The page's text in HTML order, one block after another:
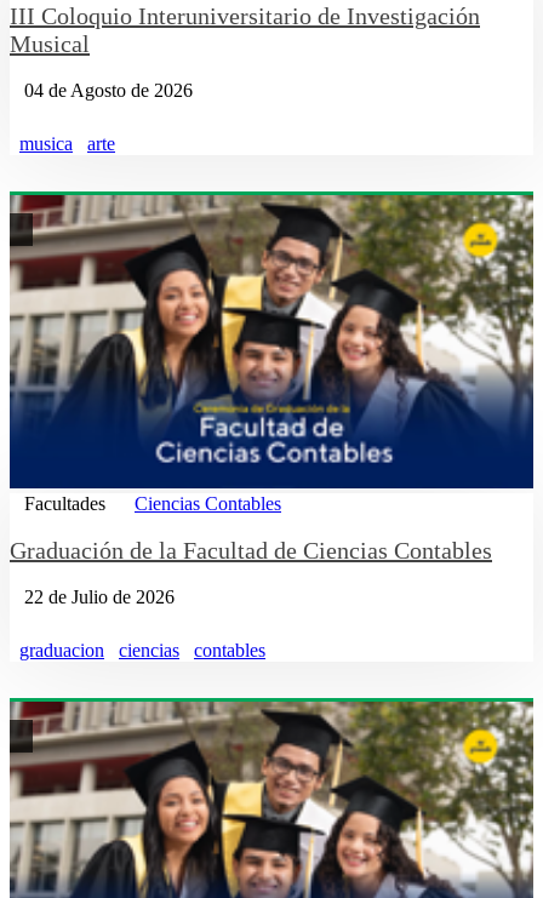
III Coloquio Interuniversitario de Investigación
Musical
04 de Agosto de 2026
musica arte
Facultades Ciencias Contables
Graduación de la Facultad de Ciencias Contables
22 de Julio de 2026
graduacion ciencias contables